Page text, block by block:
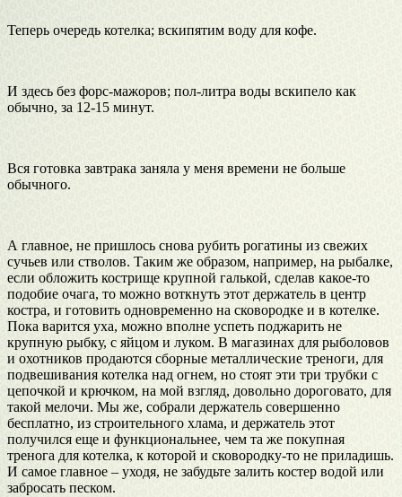
Теперь очередь котелка; вскипятим воду для кофе.
И здесь без форс-мажоров; пол-литра воды вскипело как
обычно, за 12-15 минут.
Вся готовка завтрака заняла у меня времени не больше
обычного.
А главное, не пришлось снова рубить рогатины из свежих
сучьев или стволов. Таким же образом, например, на рыбалке,
если обложить кострище крупной галькой, сделав какое-то
подобие очага, то можно воткнуть этот держатель в центр
костра, и готовить одновременно на сковородке и в котелке.
Пока варится уха, можно вполне успеть поджарить не
крупную рыбку, с яйцом и луком. В магазинах для рыболовов
и охотников продаются сборные металлические треноги, для
подвешивания котелка над огнем, но стоят эти три трубки с
цепочкой и крючком, на мой взгляд, довольно дороговато, для
такой мелочи. Мы же, собрали держатель совершенно
бесплатно, из строительного хлама, и держатель этот
получился еще и функциональнее, чем та же покупная
тренога для котелка, к которой и сковородку-то не приладишь.
И самое главное – уходя, не забудьте залить костер водой или
забросать песком.